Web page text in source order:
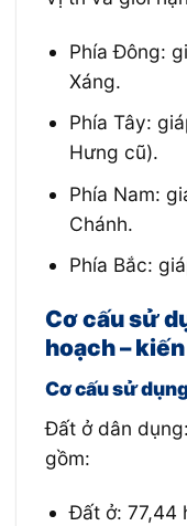
Phía Đông:
Xáng.
Phía Tây:
Hưng cũ).
Phía Nam:
Chánh.
Phía Bắc:
Cơ cấu sử
hoạch –
Cơ cấu sử
Đất ở dân
gồm:
Đất ở: 77,44